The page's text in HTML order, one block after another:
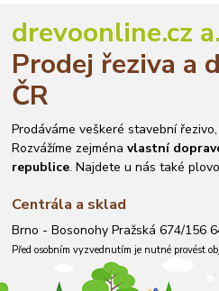
drevoonline.cz
Prodej řeziva a
ČR
Prodáváme veškeré stavební
Rozvážíme zejménavlastní
republice. Najdete u nás také
Centrála a sklad
Brno - Bosonohy Pražská 674/156
Před osobním vyzvednutím je nutné provést